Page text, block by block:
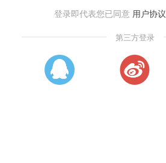
登录即代表您已同意 用户协议
第三方登录